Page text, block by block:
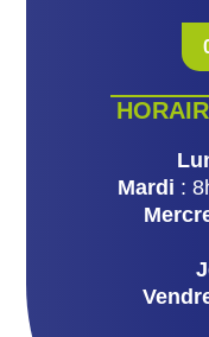
Mardi :